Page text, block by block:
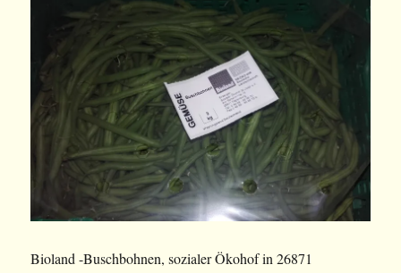
Bioland -Buschbohnen, sozialer Ökohof in 26871